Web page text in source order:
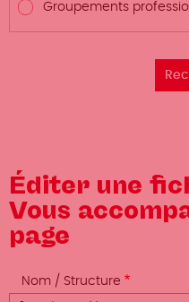
Groupements
Éditer une
Vous
page
Nom / Structure